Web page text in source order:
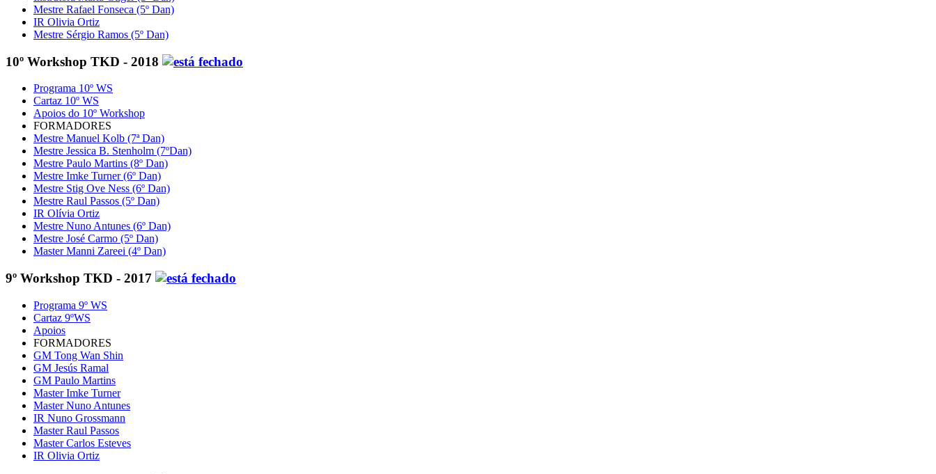
Mestre Rafael Fonseca (5º Dan)
IR Olivia Ortiz
Mestre Sérgio Ramos (5º Dan)
10º Workshop TKD - 2018
Programa 10º WS
Cartaz 10º WS
Apoios do 10º Workshop
FORMADORES
Mestre Manuel Kolb (7ª Dan)
Mestre Jessica B. Stenholm (7ºDan)
Mestre Paulo Martins (8º Dan)
Mestre Imke Turner (6º Dan)
Mestre Stig Ove Ness (6º Dan)
Mestre Raul Passos (5º Dan)
IR Olívia Ortiz
Mestre Nuno Antunes (6º Dan)
Mestre José Carmo (5º Dan)
Master Manni Zareei (4º Dan)
9º Workshop TKD - 2017
Programa 9º WS
Cartaz 9ºWS
Apoios
FORMADORES
GM Tong Wan Shin
GM Jesús Ramal
GM Paulo Martins
Master Imke Turner
Master Nuno Antunes
IR Nuno Grossmann
Master Raul Passos
Master Carlos Esteves
IR Olivia Ortiz